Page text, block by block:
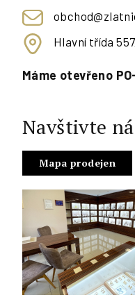
Hlavní třída
Máme otevřeno
Navštivte
Mapa prodejen